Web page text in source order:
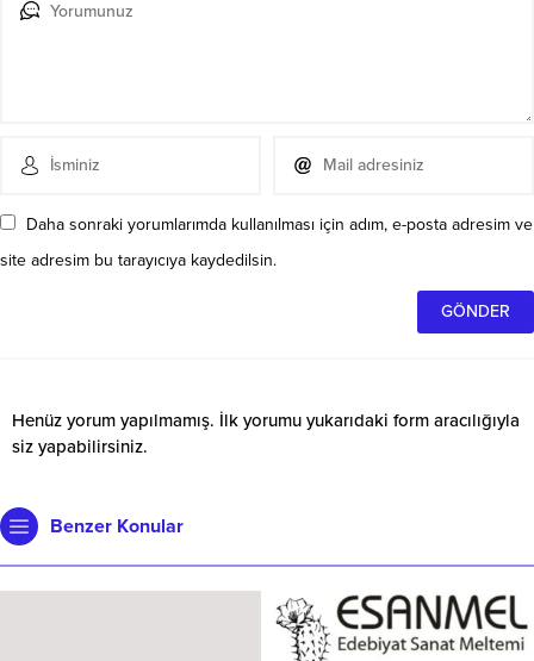
Daha sonraki yorumlarımda kullanılması için adım, e-posta adresim ve
site adresim bu tarayıcıya kaydedilsin.
Henüz yorum yapılmamış. İlk yorumu yukarıdaki form aracılığıyla
siz yapabilirsiniz.
Benzer Konular